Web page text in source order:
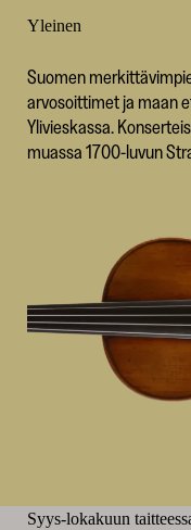
Yleinen
Suomen
arvosoittimet ja maan
Ylivieskassa.
muassa 1700-luvun
Syys-lokakuun